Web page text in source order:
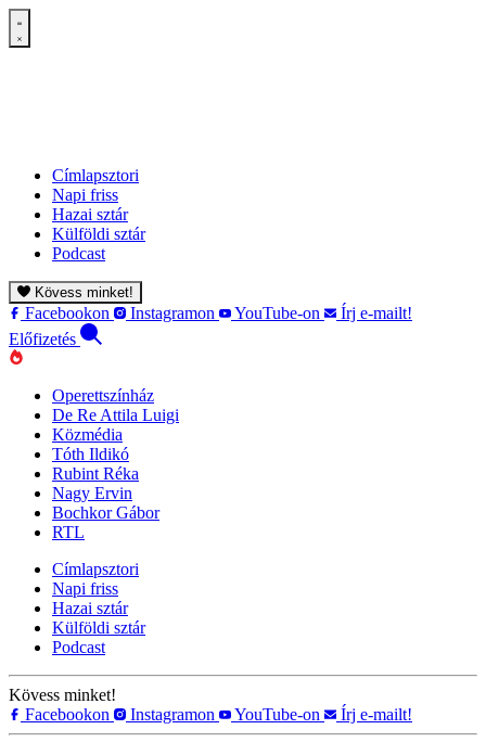
Címlapsztori
Napi friss
Hazai sztár
Külföldi sztár
Podcast
Kövess minket!
Facebookon Instagramon YouTube-on
Írj e-mailt!
Előfizetés
Operettszínház
De Re Attila Luigi
Közmédia
Tóth Ildikó
Rubint Réka
Nagy Ervin
Bochkor Gábor
RTL
Címlapsztori
Napi friss
Hazai sztár
Külföldi sztár
Podcast
Kövess minket!
Facebookon
Instagramon YouTube-on Írj e-mailt!